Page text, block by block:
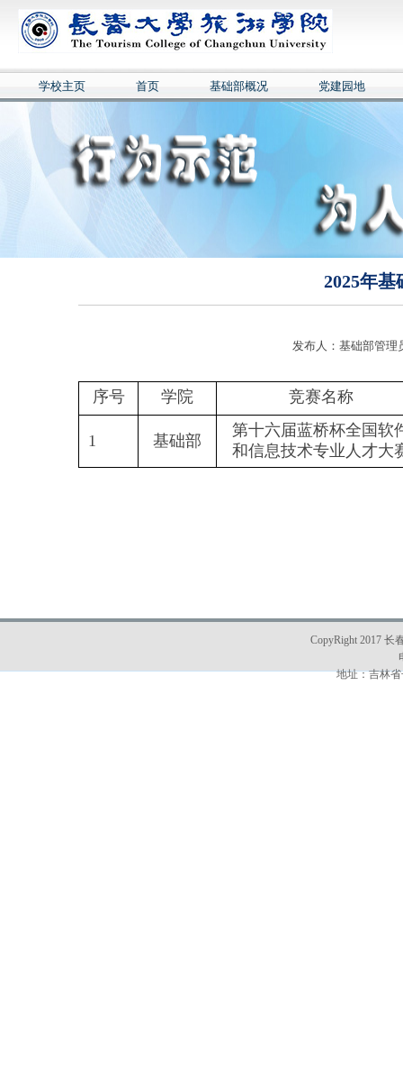
学校主页 首页 基础部概况 党建园地
2025年
发布人：基础部管
序号 学院 竞赛名称
1 基础部
第十六届蓝桥杯全国软
和信息技术专业人才大
CopyRight 2017 长
地址：吉林省